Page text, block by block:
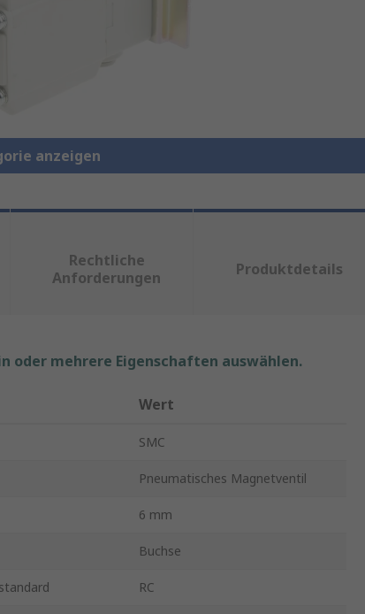
anzeigen
Rechtliche
Anforderungen
Produktdetails
oder mehrere Eigenschaften auswählen.
Wert
SMC
Pneumatisches Magnetventil
6 mm
Buchse
RC